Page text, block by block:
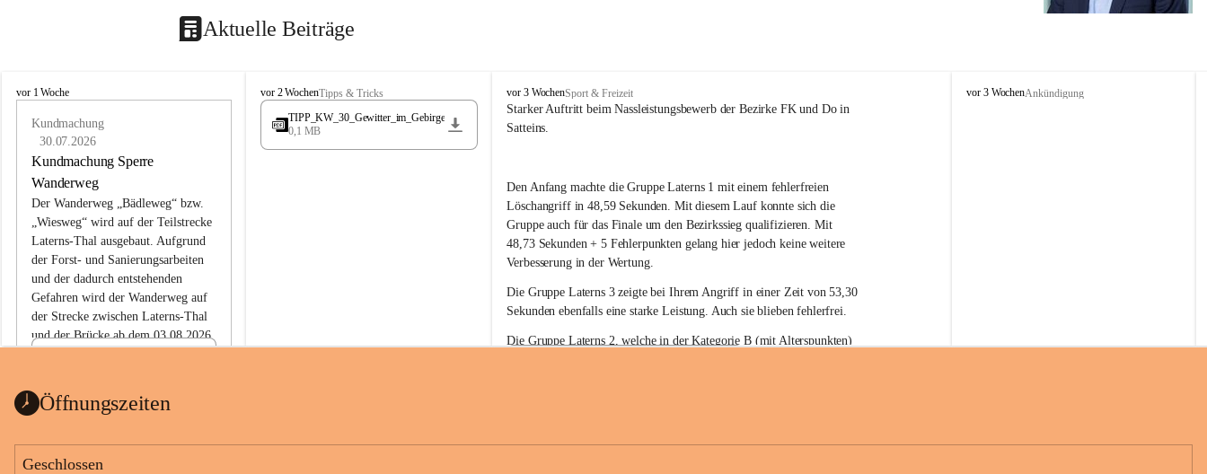
Aktuelle Beiträge
L
vor 1 Woche
Kundmachung
30.07.2026
Kundmachung Sperre
Wanderweg
Der Wanderweg „Bädleweg“ bzw.
„Wiesweg“ wird auf der Teilstrecke
Laterns-Thal ausgebaut. Aufgrund
der Forst- und Sanierungsarbeiten
und der dadurch entstehenden
Gefahren wird der Wanderweg auf
der Strecke zwischen Laterns-Thal
und der Brücke ab dem 03.08.2026
ht
1 Seite•0,1 MB
L
a
e
vor 2 WochenTipps & Tricks
TIPP_KW_30_Gewitter_im_Gebirge
0,1 MB
F
r
e
l
l
i
g
e
F
e
u
e
r
w
t
vor 3 WochenSport & Freizeit
Starker Auftritt beim Nassleistungsbewerb der Bezirke FK und Do in
Satteins.
Den Anfang machte die Gruppe Laterns 1 mit einem fehlerfreien
Löschangriff in 48,59 Sekunden. Mit diesem Lauf konnte sich die
Gruppe auch für das Finale um den Bezirkssieg qualifizieren. Mit
48,73 Sekunden + 5 Fehlerpunkten gelang hier jedoch keine weitere
Verbesserung in der Wertung.
Die Gruppe Laterns 3 zeigte bei Ihrem Angriff in einer Zeit von 53,30
Sekunden ebenfalls eine starke Leistung. Auch sie blieben fehlerfrei.
Die Gruppe Laterns 2, welche in der Kategorie B (mit Alterspunkten)
L
vor 3 WochenAnkündigung
Öffnungszeiten
Geschlossen